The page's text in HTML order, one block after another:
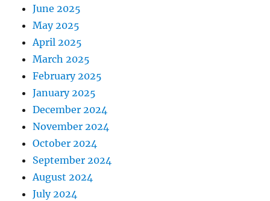
June 2025
May 2025
April 2025
March 2025
February 2025
January 2025
December 2024
November 2024
October 2024
September 2024
August 2024
July 2024